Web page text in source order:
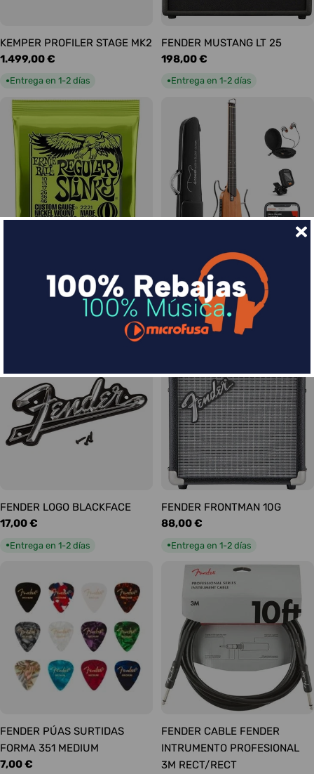
KEMPER PROFILER STAGE MK2
Precio
habitual
1.499,00 €
●Entrega en 1-2 días
FENDER MUSTANG LT 25
Precio
habitual
198,00 €
●Entrega en 1-2 días
Slinky Regular 10-46
DONNER HUSH-I Silent Guitar
Caoba
Precio
habitual
339,00 €
Entrega en 1-2 días
FENDER LOGO BLACKFACE
Precio
17,00 €
●Entrega en 1-2 días
FENDER FRONTMAN 10G
Precio
88,00 €
●Entrega en 1-2 días
FENDER PÚAS SURTIDAS
FORMA 351 MEDIUM
Precio
7,00 €
FENDER CABLE FENDER
INTRUMENTO PROFESIONAL
3M RECT/RECT